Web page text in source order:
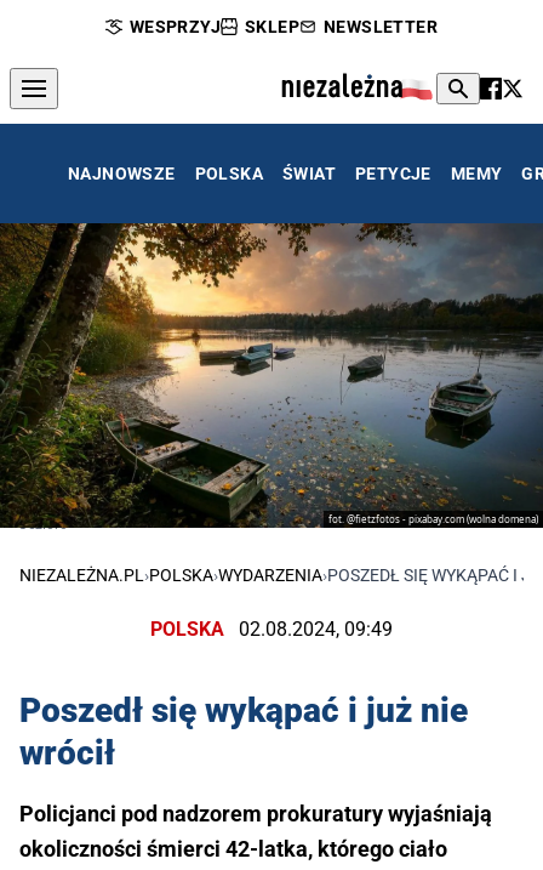
WESPRZYJ SKLEP NEWSLETTER
NAJNOWSZE POLSKA ŚWIAT PETYCJE MEMY
fot. @fietzfotos - pixabay.com (wolna domena)
Jezioro
NIEZALEŻNA.PL ›POLSKA›WYDARZENIA›POSZEDŁ SIĘ WYKĄPAĆ I
POLSKA 02.08.2024, 09:49
Poszedł się wykąpać i już nie
wrócił
Policjanci pod nadzorem prokuratury wyjaśniają
okoliczności śmierci 42-latka, którego ciało